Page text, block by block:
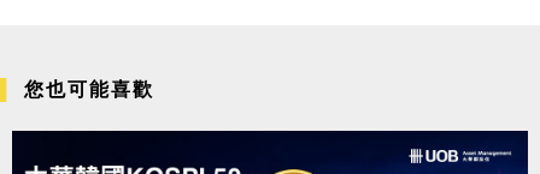
您也可能喜歡